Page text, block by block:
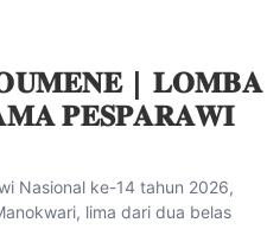
| 𝐋𝐎𝐌𝐁𝐀
𝐏𝐄𝐒𝐏𝐀𝐑𝐀𝐖𝐈
Nasional ke-14 tahun 2026,
lima dari dua belas